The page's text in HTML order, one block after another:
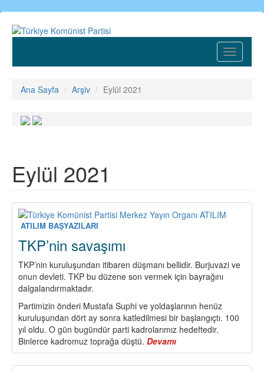
Ana
içeriğe
Toggle
Ana Sayfa Arşiv Eylül 2021
Eylül 2021
ATILIM BAŞYAZILARI
TKP’nin savaşımı
TKP’nin kuruluşundan itibaren düşmanı bellidir. Burjuvazi ve
onun devleti. TKP bu düzene son vermek için bayrağını
dalgalandırmaktadır.
Partimizin önderi Mustafa Suphi ve yoldaşlarının henüz
kuruluşundan dört ay sonra katledilmesi bir başlangıçtı. 100
yıl oldu. O gün bugündür parti kadrolarımız hedeftedir.
Binlerce kadromuz toprağa düştü. Devamı
TKP’nin
savaşımı